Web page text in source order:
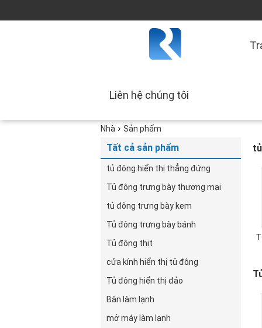
Liên hệ chúng tôi
Nhà Sản phẩm
Tất cả sản phẩm
tủ đông hiển thị thẳng đứng
Tủ đông trưng bày thương mại
tủ đông trưng bày kem
Tủ đông trưng bày bánh
Tủ đông thịt
cửa kính hiển thị tủ đông
Tủ đông hiển thị đảo
Bàn làm lạnh
mở máy làm lạnh